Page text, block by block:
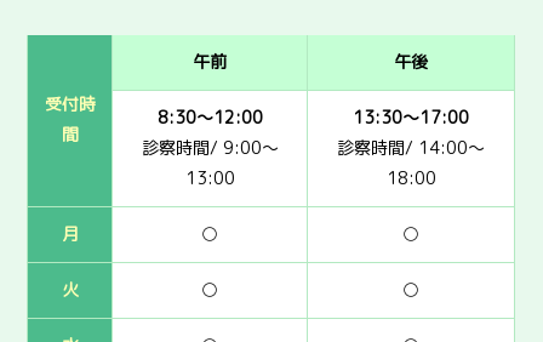
受付時
間
午前 午後
8:30～12:00
診察時間/ 9:00～
13:00
13:30～17:00
診察時間/ 14:00～
18:00
月 ○ ○
火 ○ ○